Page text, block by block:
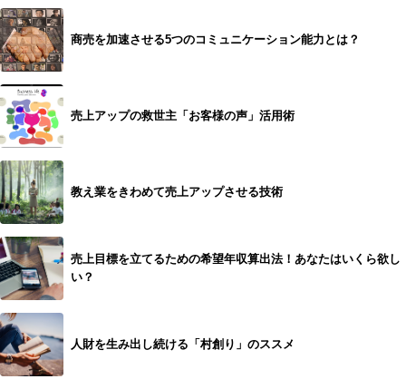
商売を加速させる5つのコミュニケーション能力とは？
売上アップの救世主「お客様の声」活用術
教え業をきわめて売上アップさせる技術
売上目標を立てるための希望年収算出法！あなたはいくら欲し
い？
人財を生み出し続ける「村創り」のススメ